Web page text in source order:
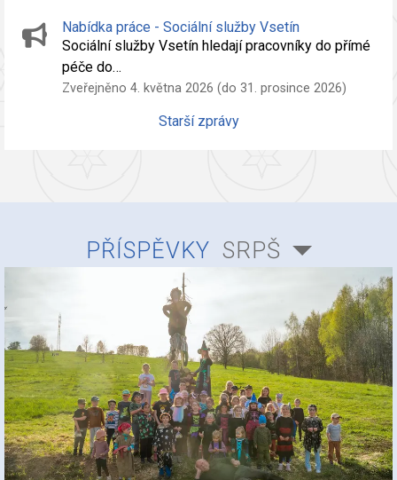
Nabídka práce - Sociální služby Vsetín
Sociální služby Vsetín hledají pracovníky do přímé
péče do…
Zveřejněno 4. května 2026 (do 31. prosince 2026)
Starší zprávy
PŘÍSPĚVKY SRPŠ